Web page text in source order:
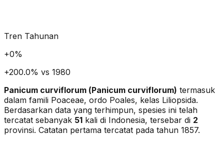
Tren Tahunan
+0%
+200.0% vs 1980
Panicum curviflorum (Panicum curviflorum) termasuk
dalam famili Poaceae, ordo Poales, kelas Liliopsida.
Berdasarkan data yang terhimpun, spesies ini telah
tercatat sebanyak 51 kali di Indonesia, tersebar di 2
provinsi. Catatan pertama tercatat pada tahun 1857.